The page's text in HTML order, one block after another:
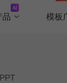
品 模板